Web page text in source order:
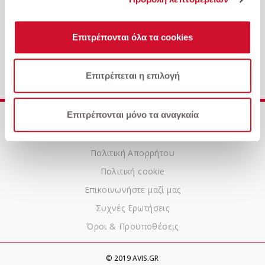
Επιτρέπονται όλα τα cookies
Επιτρέπεται η επιλογή
Επιτρέπονται μόνο τα αναγκαία
Ford-Puma 1.5L TDCi 120hp Titanium
Ποιοι είμαστε
Αυτοκίνητα
Πολιτική Απορρήτου
Πολιτική cookie
Επικοινωνήστε μαζί μας
Συχνές Ερωτήσεις
Όροι & Προϋποθέσεις
© 2019 AVIS.GR